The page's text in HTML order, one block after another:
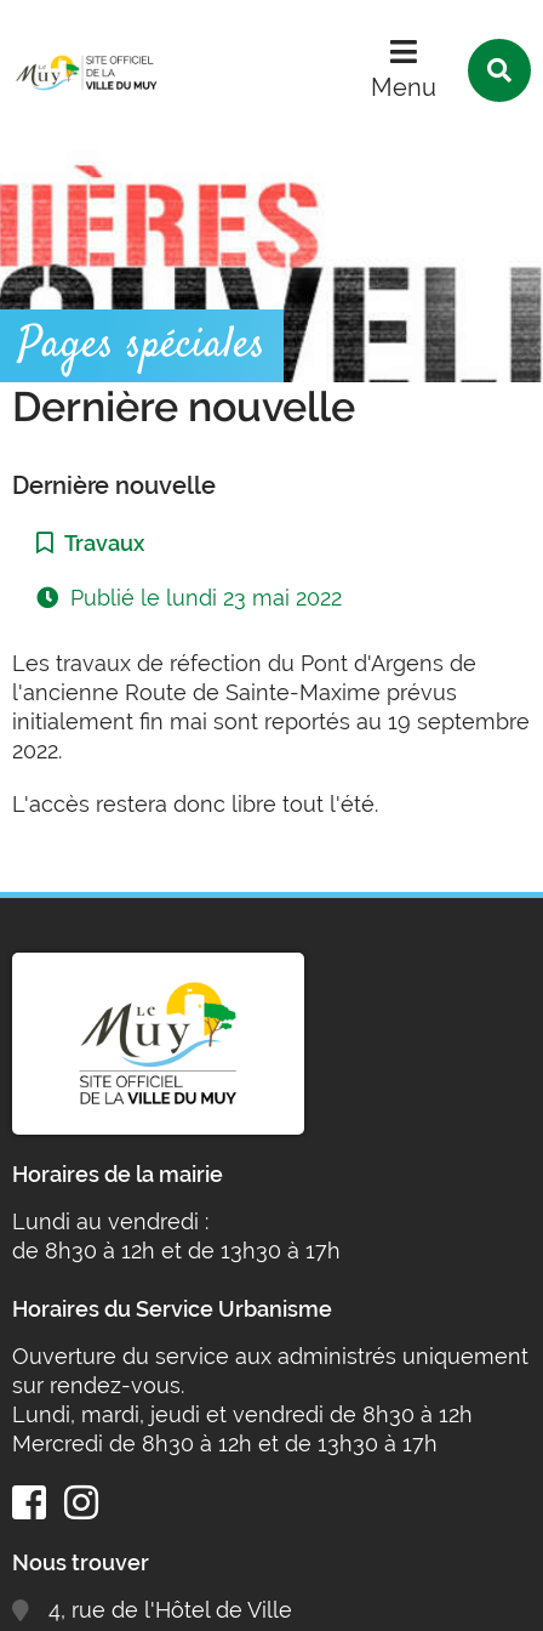
Menu
Pages spéciales
Dernière nouvelle
Dernière nouvelle
Catégorie :
Travaux
Publié le lundi 23 mai 2022
Les travaux de réfection du Pont d'Argens de
l'ancienne Route de Sainte-Maxime prévus
initialement fin mai sont reportés au 19 septembre
2022.
L'accès restera donc libre tout l'été.
Horaires de la mairie
Lundi au vendredi :
de 8h30 à 12h et de 13h30 à 17h
Horaires du Service Urbanisme
Ouverture du service aux administrés uniquement
sur rendez-vous.
Lundi, mardi, jeudi et vendredi de 8h30 à 12h
Mercredi de 8h30 à 12h et de 13h30 à 17h
Nous trouver
4, rue de l'Hôtel de Ville